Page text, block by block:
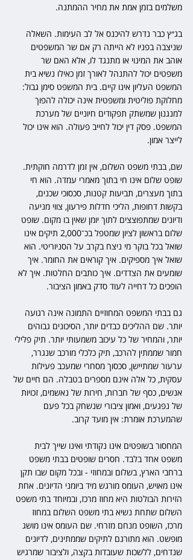
משלמים בזמן אמת את מחיר ההמתנה.
בג״ץ כבר נדרש להיכנס אל לב העימות. השאלה
שניצבה בפניו לא הייתה רק אם שר המשפטים
אוהב את המינוי או מתנגד לו, אלא האם שר
משפטים יכול להתנהל לאורך זמן כאילו נשיא בית
המשפט העליון אינו קיים. בית המשפט סימן גבול:
מחלוקת פוליטית ומשפטית אינה יכולה להפוך
למנגנון שמשתק תפקודים חיוניים של מערכת
המשפט. פסק דין יכול לחייב פעולה. הוא אינו יכול
לייצר אמון.
שם, בבתי משפט השלום, אין זמן לדרמה חוקתית.
שופט שלום אינו חי בתוך מאמרי עמדה. הוא חי
בתוך מעצרים, תביעות קטנות, סכסוכי שכנים,
בקשות דחופות, הליכי חדלות פירעון, צווי מניעה
ודיונים שמתפוצצים לתוך יומן שאין בו מקום. שופט
שלום בראשון לציון שמטפל בכ־2,000 תיקים אינו
שואל בכל בוקר מי ניצח בקרב על הסניוריטי. הוא
שואל איך מספיקים. איך קוראים את החומר. איך
שומעים את הצדדים. איך כותבים החלטות. איך לא
הופכים כל דחייה לעוד סדק באמון הציבור.
גם בבתי המשפט המחוזיים התמונה אינה רגועה
יותר. שם ההליכים כבדים יותר, הסיכונים גבוהים
יותר, והמחיר של כל עיכוב משמעותי יותר. תיק פלילי
חמור שממתין להרכב, תיק כלכלי מורכב שנגרר,
ערעור שמתיישן, סכסוך מסחרי שמעכב פעילות
עסקית, כל אלה אינם מספרים בטבלה. הם חיים של
אנשים, כסף של חברות, חירות של נאשמים, זכויות
של נפגעים, ואמון ציבורי שנשחק בכל פעם
שהמערכת אומרת: אין מועד קרוב.
המחסור בשופטים אינו נקודתי ואינו שייך לבית
משפט אחד בלבד. חסרים שופטים בבתי משפט
ברחבי הארץ, בשלום ובמחוזי - ובכל מקום שבו תקן
אינו מאויש, העומס מורגש מיד ביומני הדיונים. אחת
הזירות הבולטות היא מחוז מרכז, ובמיוחד בתי משפט
השלום שתחת נשיא בתי משפט השלום במחוז
מרכז, השופט מנחם מזרחי. שם העומס אינו מושג
מופשט. הוא מתורגם לתיקים שממתינים, לדיונים
שנדחים, ללשכות שעובדות בקצה, ולציבור שמרגיש